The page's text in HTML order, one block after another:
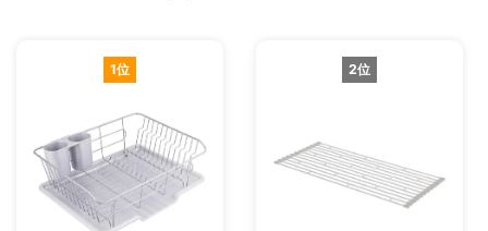
1位 2位